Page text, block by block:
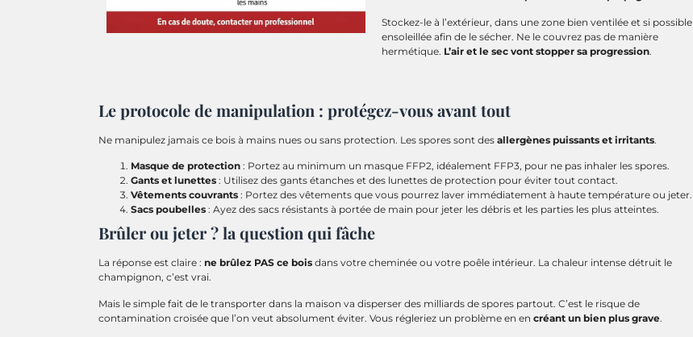
Stockez-le à l’extérieur, dans une zone bien ventilée et si possible
ensoleillée afin de le sécher. Ne le couvrez pas de manière
hermétique. L’air et le sec vont stopper sa progression.
Le protocole de manipulation : protégez-vous avant tout
Ne manipulez jamais ce bois à mains nues ou sans protection. Les spores sont des allergènes puissants et irritants.
Masque de protection : Portez au minimum un masque FFP2, idéalement FFP3, pour ne pas inhaler les spores.
Gants et lunettes : Utilisez des gants étanches et des lunettes de protection pour éviter tout contact.
Vêtements couvrants : Portez des vêtements que vous pourrez laver immédiatement à haute température ou jeter.
Sacs poubelles : Ayez des sacs résistants à portée de main pour jeter les débris et les parties les plus atteintes.
Brûler ou jeter ? la question qui fâche
La réponse est claire : ne brûlez PAS ce bois dans votre cheminée ou votre poêle intérieur. La chaleur intense détruit le
champignon, c’est vrai.
Mais le simple fait de le transporter dans la maison va disperser des milliards de spores partout. C’est le risque de
contamination croisée que l’on veut absolument éviter. Vous régleriez un problème en en créant un bien plus grave.